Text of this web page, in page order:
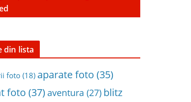
din lista
foto (18) aparate foto (35)
foto (37) aventura (27) blitz